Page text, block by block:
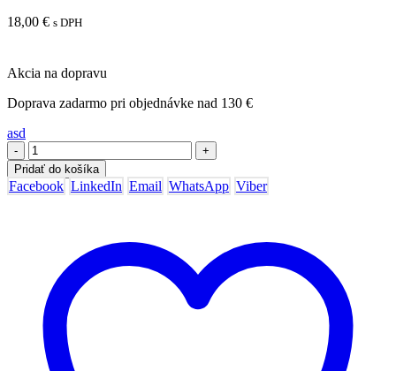
18,00 € s DPH
Akcia na dopravu
Doprava zadarmo pri objednávke nad 130 €
asd
-
+
Pridať do košíka
Facebook LinkedIn Email WhatsApp Viber